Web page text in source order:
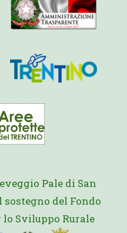
Pale di San
del Fondo
Sviluppo Rurale